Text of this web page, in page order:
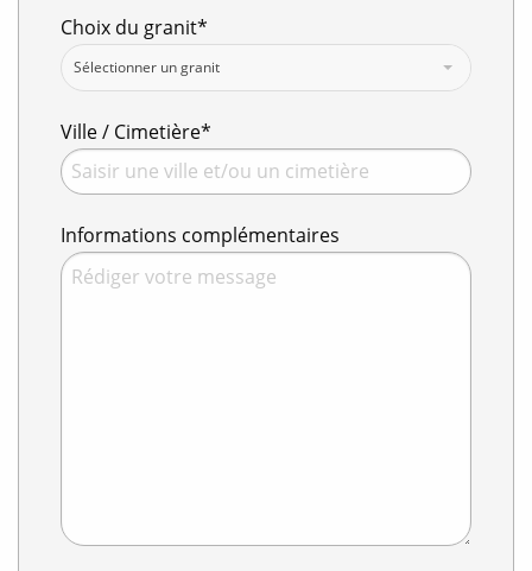
Choix du granit*
Sélectionner un granit
Ville / Cimetière*
Informations complémentaires